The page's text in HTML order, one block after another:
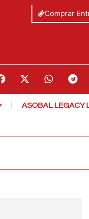
Comprar
ASOBAL LEGACY